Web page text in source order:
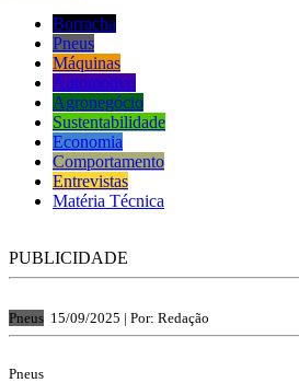
Borracha
Pneus
Máquinas
Automotivo
Agronegócio
Sustentabilidade
Economia
Comportamento
Entrevistas
Matéria Técnica
PUBLICIDADE
Pneus 15/09/2025 | Por: Redação
Pneus